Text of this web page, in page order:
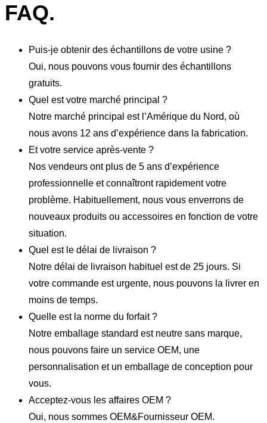
FAQ.
Puis-je obtenir des échantillons de votre usine ?
Oui, nous pouvons vous fournir des échantillons
gratuits.
Quel est votre marché principal ?
Notre marché principal est l’Amérique du Nord, où
nous avons 12 ans d’expérience dans la fabrication.
Et votre service après-vente ?
Nos vendeurs ont plus de 5 ans d’expérience
professionnelle et connaîtront rapidement votre
problème. Habituellement, nous vous enverrons de
nouveaux produits ou accessoires en fonction de votre
situation.
Quel est le délai de livraison ?
Notre délai de livraison habituel est de 25 jours. Si
votre commande est urgente, nous pouvons la livrer en
moins de temps.
Quelle est la norme du forfait ?
Notre emballage standard est neutre sans marque,
nous pouvons faire un service OEM, une
personnalisation et un emballage de conception pour
vous.
Acceptez-vous les affaires OEM ?
Oui, nous sommes OEM&Fournisseur OEM.